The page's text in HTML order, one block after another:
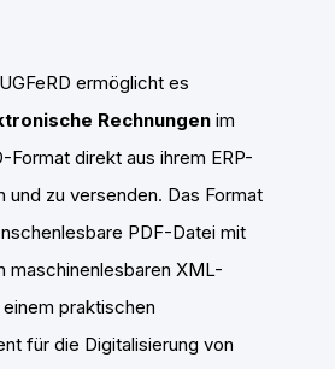
ermöglicht es
Rechnungen im
Format direkt aus ihrem ERP-
und zu versenden. Das Format
PDF-Datei mit
maschinenlesbaren XML-
praktischen
für die Digitalisierung von